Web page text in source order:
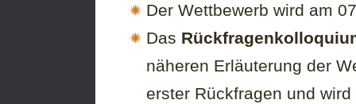
Der Wettbewerb wird am
Das
näheren Erläuterung der
erster Rückfragen und